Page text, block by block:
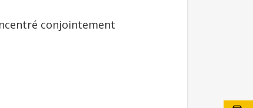
conjointement